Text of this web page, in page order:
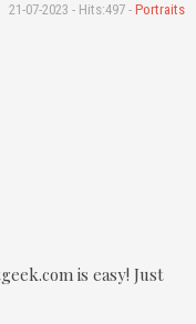
21-07-2023 - Hits:497 - Portraits
is easy! Just